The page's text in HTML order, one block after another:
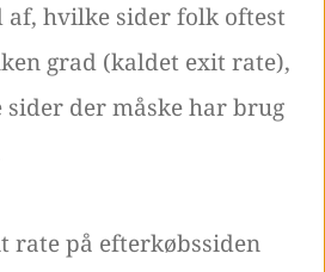
hvilke sider folk oftest
grad (kaldet exit rate),
sider der måske har brug
rate på efterkøbssiden